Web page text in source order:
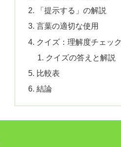
「提示する」の解説
言葉の適切な使用
クイズ：理解度チェック
クイズの答えと解説
比較表
結論